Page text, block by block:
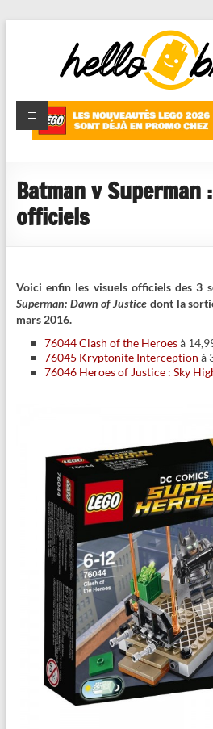
HelloBricks
Blog LEGO,
nouveaut�s
reviews
Batman v Superman
officiels
Voici enfin les visuels officiels des 3
Superman: Dawn of Justice dont la
mars 2016.
76044 Clash of the Heroesà
76045 Kryptonite Interception à
76046 Heroes of Justice : Sky